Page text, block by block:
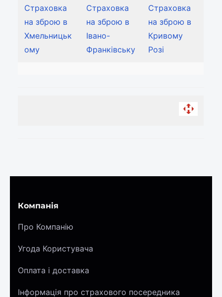
Страховка
на зброю в
Хмельницьк
ому
Страховка
на зброю в
Івано-
Франківську
Страховка
на зброю в
Кривому
Розі
Компанія
Про Компанію
Угода Користувача
Оплата і доставка
Інформація про страхового посередника